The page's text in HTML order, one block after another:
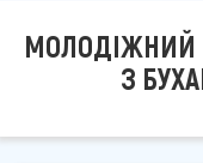
МОЛОДІЖНИЙ
З